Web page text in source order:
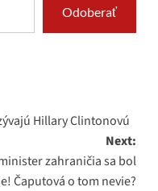
Odoberať
Hillary Clintonovú
Next:
zahraničia sa bol
Čaputová o tom nevie?